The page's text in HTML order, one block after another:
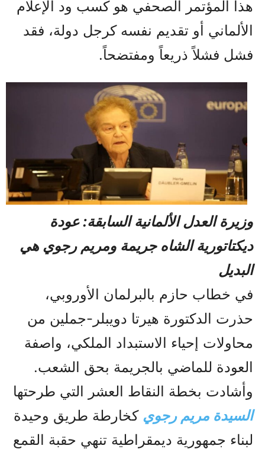
هذا المؤتمر الصحفي هو كسب ود الإعلام
الألماني أو تقديم نفسه كرجل دولة، فقد
فشل فشلاً ذريعاً ومفتضحاً.
وزيرة العدل الألمانية السابقة: عودة
ديكتاتورية الشاه جريمة ومريم رجوي هي
البديل
في خطاب حازم بالبرلمان الأوروبي،
حذرت الدكتورة هيرتا دويبلر-جملين من
محاولات إحياء الاستبداد الملكي، واصفة
العودة للماضي بالجريمة بحق الشعب.
وأشادت بخطة النقاط العشر التي طرحتها
السيدة مريم رجوي كخارطة طريق وحيدة
لبناء جمهورية ديمقراطية تنهي حقبة القمع